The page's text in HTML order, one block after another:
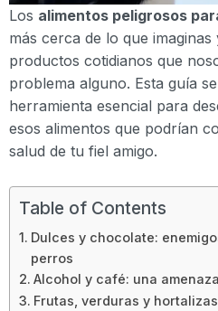
Los alimentos peligrosos
más cerca de lo que
productos cotidianos que
problema alguno. Esta guía
herramienta esencial para
esos alimentos que podrían
salud de tu fiel amigo.
Table of Contents
Dulces y chocolate:
perros
Alcohol y café: una
Frutas, verduras y